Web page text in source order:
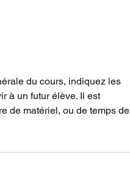
du cours, indiquez les
à un futur élève. Il est
de matériel, ou de temps de